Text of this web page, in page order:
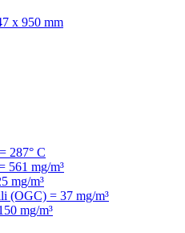
x 950 mm
287° C
561 mg/m³
mg/m³
(OGC) = 37 mg/m³
mg/m³